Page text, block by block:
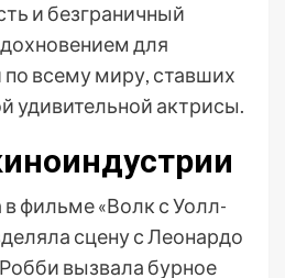
и безграничный
для
всему миру, ставших
удивительной актрисы.
фильме «Волк с Уолл-
сцену с Леонардо
вызвала бурное